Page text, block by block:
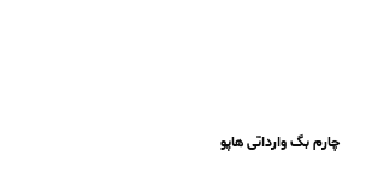
چارم بگ ‌وارداتی هاپو